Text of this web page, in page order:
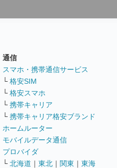
通信
スマホ・携帯通信サービス
└ 格安SIM
└ 格安スマホ
└ 携帯キャリア
└ 携帯キャリア格安ブランド
ホームルーター
モバイルデータ通信
プロバイダ
└ 北海道 ｜ 東北 ｜ 関東 ｜ 東海